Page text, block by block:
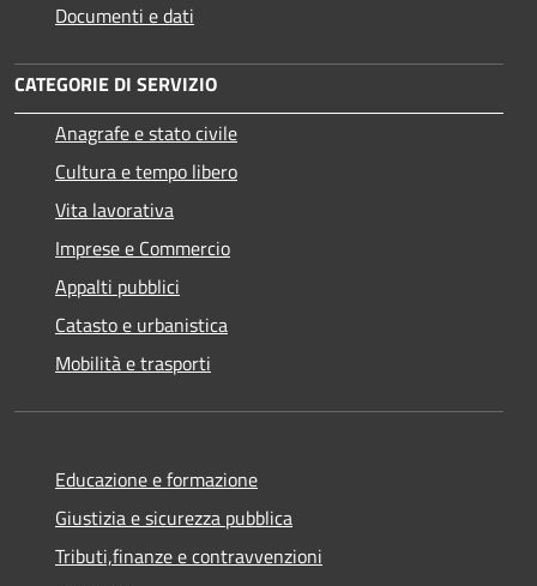
Documenti e dati
CATEGORIE DI SERVIZIO
Anagrafe e stato civile
Cultura e tempo libero
Vita lavorativa
Imprese e Commercio
Appalti pubblici
Catasto e urbanistica
Mobilità e trasporti
Educazione e formazione
Giustizia e sicurezza pubblica
Tributi,finanze e contravvenzioni